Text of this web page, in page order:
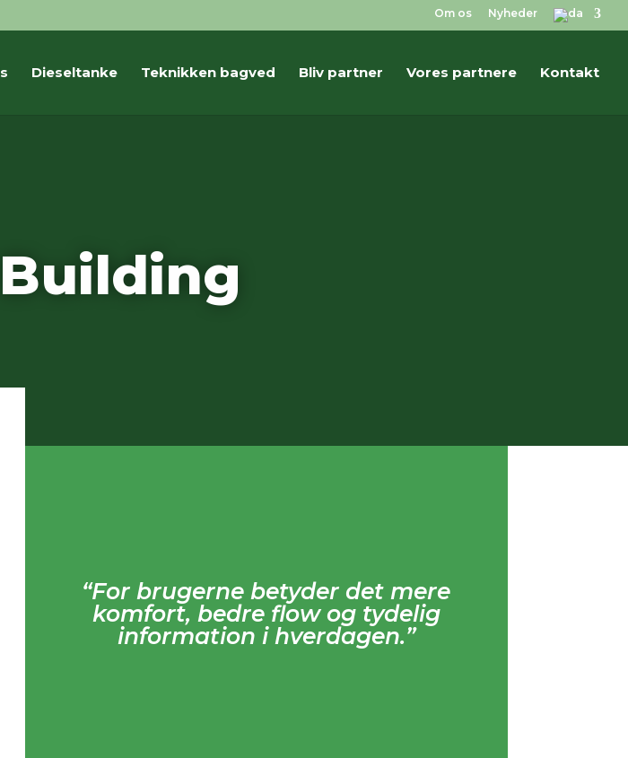
Om os Nyheder
Dieseltanke Teknikken bagved Bliv partner Vores partnere Kontakt
“For brugerne betyder det mere
komfort, bedre flow og tydelig
information i hverdagen.”